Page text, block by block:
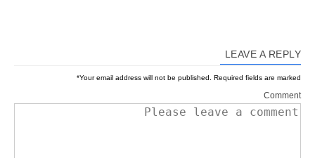
LEAVE A REPLY
Your email address will not be published. Required fields are marked
*
Comment